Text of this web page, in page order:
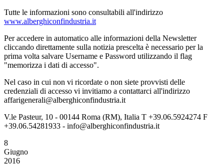
Tutte le informazioni sono consultabili all'indirizzo
www.alberghiconfindustria.it
Per accedere in automatico alle informazioni della Newsletter
cliccando direttamente sulla notizia prescelta è necessario per la
prima volta salvare Username e Password utilizzando il flag
"memorizza i dati di accesso".
Nel caso in cui non vi ricordate o non siete provvisti delle
credenziali di accesso vi invitiamo a contattarci all'indirizzo
affarigenerali@alberghiconfindustria.it
V.le Pasteur, 10 - 00144 Roma (RM), Italia T +39.06.5924274 F
+39.06.54281933 - info@alberghiconfindustria.it
8
Giugno
2016